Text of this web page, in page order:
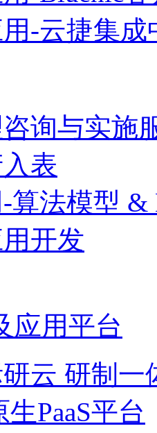
-云捷集成
询与实施
表
算法模型 &
开发
应用平台
云 研制
PaaS平台